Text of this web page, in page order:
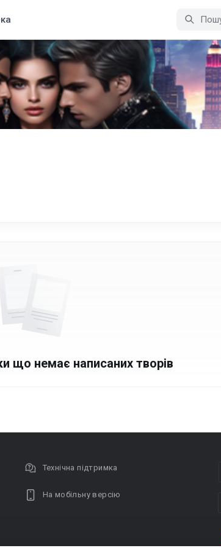
що немає написаних творів
Технічна підтримка
На мобільну версію